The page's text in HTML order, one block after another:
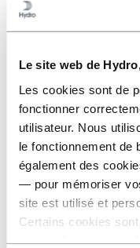
Le site web de
Les cookies sont de
fonctionner
utilisateur. Nous
le fonctionnement de
également des
— pour mémoriser
site est utilisé et
Certains cookies
Postes vacants
La vie chez Hydro
Domaines de carrière
Rencontrez nos gens
Parcours de
Accédez à :
Contact investisseurs
Accédez à :Médias
Contacts médias
Hydro en bref
Galerie multimédia